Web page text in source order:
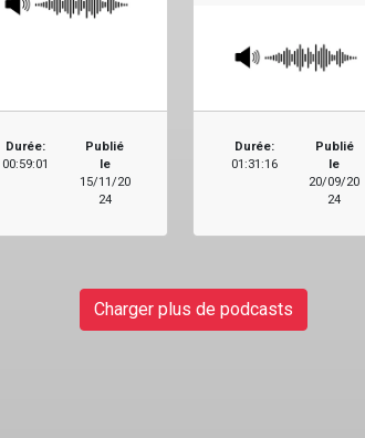
Durée:
00:59:01
Publié
le
15/11/20
24
Durée:
01:31:16
Publié
le
20/09/20
24
Charger plus de podcasts